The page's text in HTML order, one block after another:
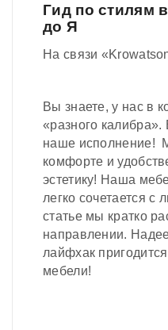
Гид по стилям
до Я
На связи
Вы знаете, у нас в
«разного
наше исполнение!
комфорте и
эстетику! Наша
легко сочетается
статье мы кратко
направлении.
лайфхак
мебели!